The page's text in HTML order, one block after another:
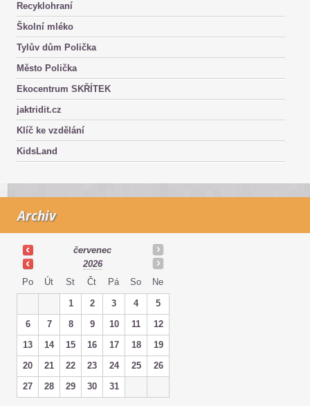
Recyklohraní
Školní mléko
Tylův dům Polička
Město Polička
Ekocentrum SKŘÍTEK
jaktridit.cz
Klíč ke vzdělání
KidsLand
Archiv
červenec
2026
Po
Út St Čt Pá So Ne
1 2 3 4
5
6
7 8 9 10 11
12
13
14 15 16 17 18
19
20
21 22 23 24 25
26
27
28 29 30 31